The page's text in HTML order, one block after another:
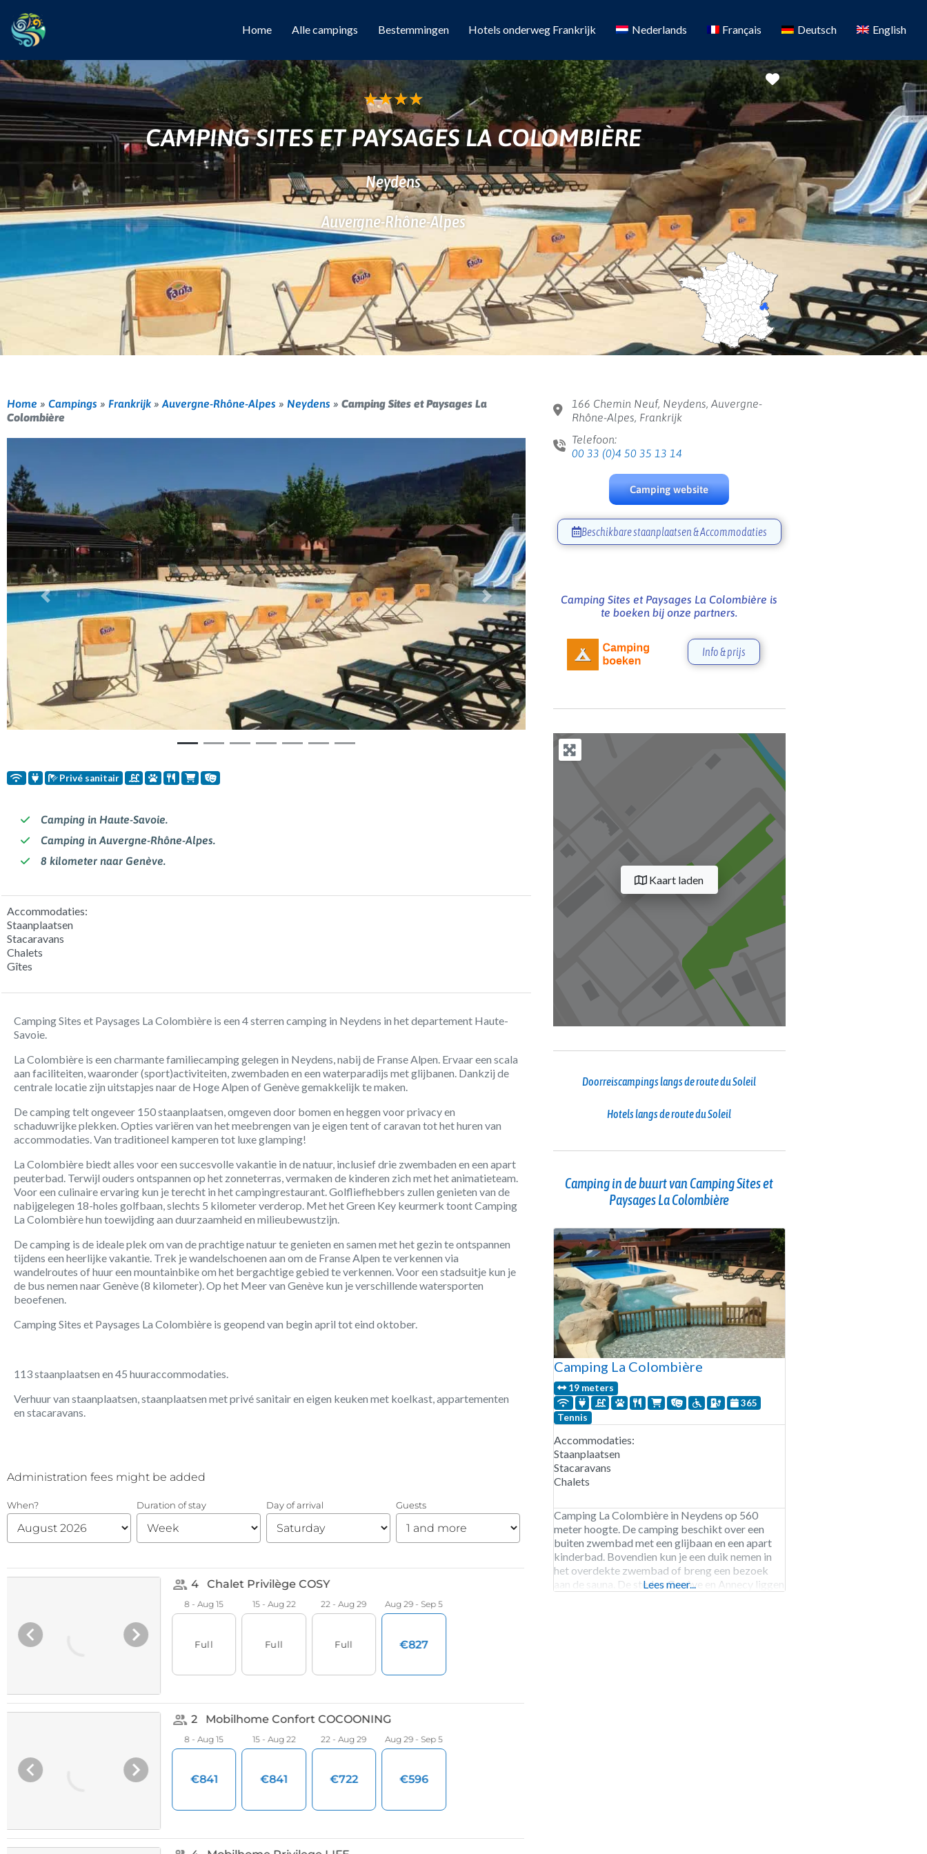
Home Alle campings Bestemmingen Hotels onderweg Frankrijk Nederlands Français Deutsch English
Favoriete
★★★★
CAMPING SITES ET PAYSAGES LA COLOMBIÈRE
Neydens
Auvergne-Rhône-Alpes
Home » Campings » Frankrijk » Auvergne-Rhône-Alpes » Neydens » Camping Sites et Paysages La
Colombière
Vorige Volgende
Privé sanitair
Camping in Haute-Savoie.
Camping in Auvergne-Rhône-Alpes.
8 kilometer naar Genève.
Accommodaties:
Staanplaatsen
Stacaravans
Chalets
Gîtes
Camping Sites et Paysages La Colombière is een 4 sterren camping in Neydens in het departement Haute-
Savoie.
La Colombière is een charmante familiecamping gelegen in Neydens, nabij de Franse Alpen. Ervaar een scala
aan faciliteiten, waaronder (sport)activiteiten, zwembaden en een waterparadijs met glijbanen. Dankzij de
centrale locatie zijn uitstapjes naar de Hoge Alpen of Genève gemakkelijk te maken.
De camping telt ongeveer 150 staanplaatsen, omgeven door bomen en heggen voor privacy en
schaduwrijke plekken. Opties variëren van het meebrengen van je eigen tent of caravan tot het huren van
accommodaties. Van traditioneel kamperen tot luxe glamping!
La Colombière biedt alles voor een succesvolle vakantie in de natuur, inclusief drie zwembaden en een apart
peuterbad. Terwijl ouders ontspannen op het zonneterras, vermaken de kinderen zich met het animatieteam.
Voor een culinaire ervaring kun je terecht in het campingrestaurant. Golfliefhebbers zullen genieten van de
nabijgelegen 18-holes golfbaan, slechts 5 kilometer verderop. Met het Green Key keurmerk toont Camping
La Colombière hun toewijding aan duurzaamheid en milieubewustzijn.
De camping is de ideale plek om van de prachtige natuur te genieten en samen met het gezin te ontspannen
tijdens een heerlijke vakantie. Trek je wandelschoenen aan om de Franse Alpen te verkennen via
wandelroutes of huur een mountainbike om het bergachtige gebied te verkennen. Voor een stadsuitje kun je
de bus nemen naar Genève (8 kilometer). Op het Meer van Genève kun je verschillende watersporten
beoefenen.
Camping Sites et Paysages La Colombière is geopend van begin april tot eind oktober.
113 staanplaatsen en 45 huuraccommodaties.
Verhuur van staanplaatsen, staanplaatsen met privé sanitair en eigen keuken met koelkast, appartementen
en stacaravans.
166 Chemin Neuf, Neydens, Auvergne-
Rhône-Alpes, Frankrijk
Telefoon:
00 33 (0)4 50 35 13 14
Camping website
Beschikbare staanplaatsen & Accommodaties
Camping Sites et Paysages La Colombière is
te boeken bij onze partners.
Info & prijs
Kaart laden
Doorreiscampings langs de route du Soleil
Hotels langs de route du Soleil
Camping in de buurt van Camping Sites et
Paysages La Colombière
Camping La Colombière
19 meters
365
Tennis
Accommodaties:
Staanplaatsen
Stacaravans
Chalets
Camping La Colombière in Neydens op 560
meter hoogte. De camping beschikt over een
buiten zwembad met een glijbaan en een apart
kinderbad. Bovendien kun je een duik nemen in
het overdekte zwembad of breng een bezoek
aan de sauna. De steden Genève en Annecy liggen
Lees meer...